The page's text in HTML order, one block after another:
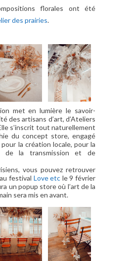
florales ont été
des prairies.
met en lumière le savoir-
des artisans d’art, d’Ateliers
s’inscrit tout naturellement
du concept store, engagé
la création locale, pour la
de la transmission et de
vous pouvez retrouver
festival Love etc le 9 février
un popup store où l’art de la
sera mis en avant.